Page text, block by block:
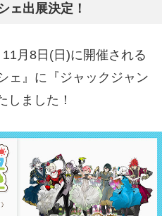
ェ出展決定！
月8日(日)に開催される
ェ』に『 ジャックジャン
しました！